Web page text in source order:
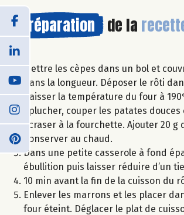
Préparation de la
Mettre les cèpes dans un bol et
dans la longueur. Déposer le rôti
Baisser la température du four à
Eplucher, couper les patates
écraser à la fourchette. Ajouter 20
Conserver au chaud.
Dans une petite casserole à fond
ébullition puis laisser réduire d’un
10 min avant la fin de la cuisson du
Enlever les marrons et les placer
four éteint. Déglacer le plat de